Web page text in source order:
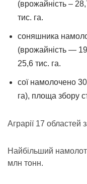
(врожайність –
тис. га.
соняшника
(врожайність —
25,6 тис. га.
сої намолочено
га), площа збору
Аграрії 17 областей
Найбільший
млн тонн.